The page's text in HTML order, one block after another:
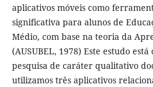
aplicativos móveis como
significativa para alunos de
Médio, com base na teoria da
(AUSUBEL, 1978) Este estudo
pesquisa de caráter qualitativo
utilizamos três aplicativos